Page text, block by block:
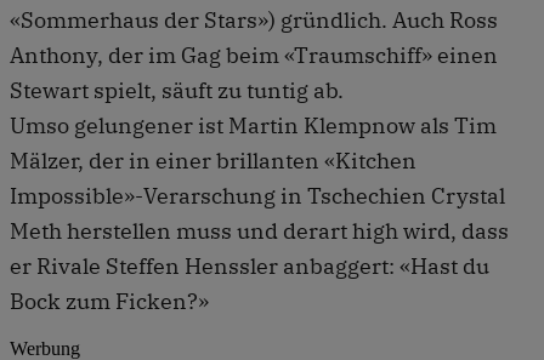
«Sommerhaus der Stars») gründlich. Auch Ross
Anthony, der im Gag beim «Traumschiff» einen
Stewart spielt, säuft zu tuntig ab.
Umso gelungener ist Martin Klempnow als Tim
Mälzer, der in einer brillanten «Kitchen
Impossible»-Verarschung in Tschechien Crystal
Meth herstellen muss und derart high wird, dass
er Rivale Steffen Henssler anbaggert: «Hast du
Bock zum Ficken?»
Werbung